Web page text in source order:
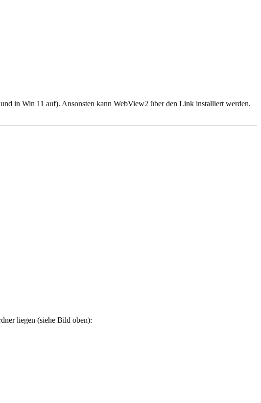
in Win 11 auf). Ansonsten kann WebView2 über den Link installiert werden.
liegen (siehe Bild oben):